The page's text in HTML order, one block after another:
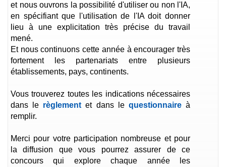
et nous ouvrons la possibilité d'utiliser ou non l'IA,
en spécifiant que l'utilisation de l'IA doit donner
lieu à une explicitation très précise du travail
mené.
Et nous continuons cette année à encourager très
fortement les partenariats entre plusieurs
établissements, pays, continents.
Vous trouverez toutes les indications nécessaires
dans le règlement et dans le questionnaireà
remplir.
Merci pour votre participation nombreuse et pour
la diffusion que vous pourrez assurer de ce
concours qui explore chaque année les